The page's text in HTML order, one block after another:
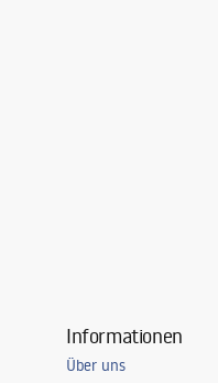
Informationen
Über uns